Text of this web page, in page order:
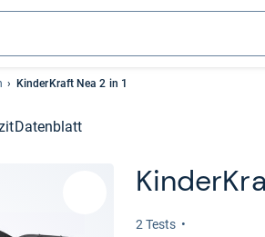
KinderKraft Nea 2 in 1
Datenblatt
2 Tests